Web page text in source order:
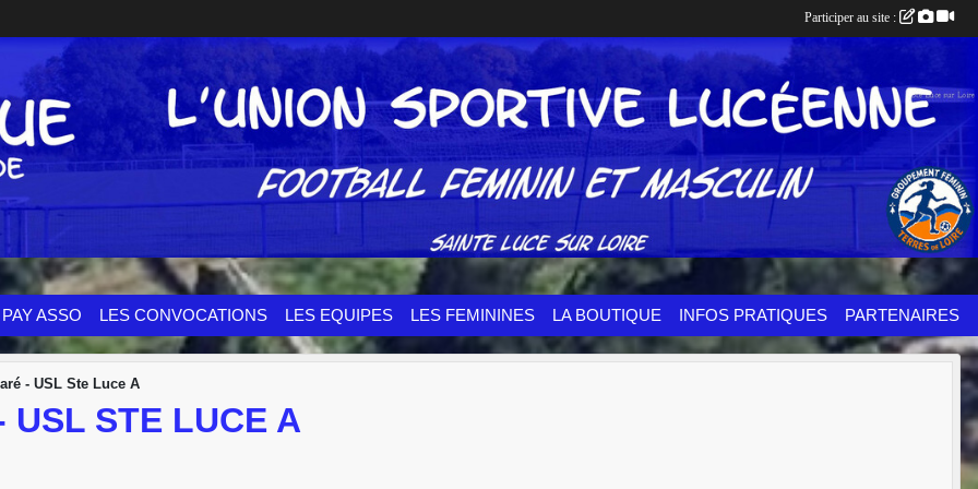
PAY ASSO LES CONVOCATIONS LES EQUIPES LES FEMININES LA BOUTIQUE INFOS PRATIQUES PARTENAIRES
- USL Ste Luce A
USL STE LUCE A
Participer au site :